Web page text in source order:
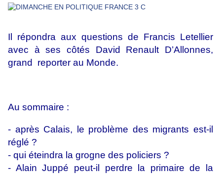
Il répondra aux questions de Francis Letellier
avec à ses côtés David Renault D’Allonnes,
grand reporter au Monde.
Au sommaire :
- après Calais, le problème des migrants est-il
réglé ?
- qui éteindra la grogne des policiers ?
- Alain Juppé peut-il perdre la primaire de la